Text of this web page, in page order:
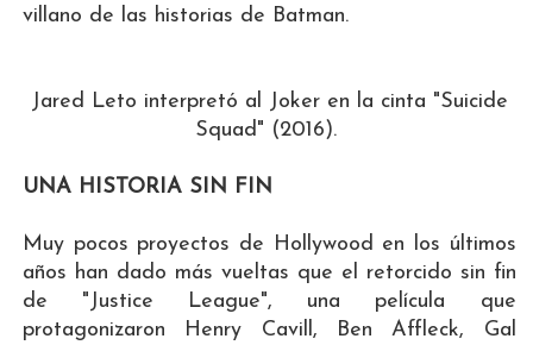
villano de las historias de Batman.
Jared Leto interpretó al Joker en la cinta "Suicide
Squad" (2016).
UNA HISTORIA SIN FIN
Muy pocos proyectos de Hollywood en los últimos
años han dado más vueltas que el retorcido sin fin
de "Justice League", una película que
protagonizaron Henry Cavill, Ben Affleck, Gal